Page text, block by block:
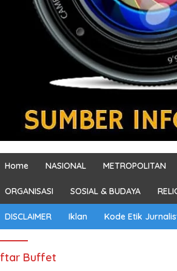
Home NASIONAL METROPOLITAN
ORGANISASI SOSIAL & BUDAYA
DISCLAIMER Iklan Kode Etik
Buffet